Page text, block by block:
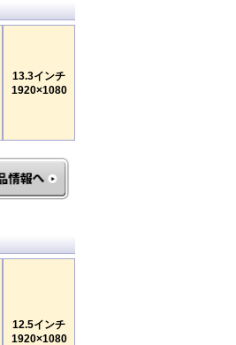
13.3インチ
1920×1080
12.5インチ
1920×1080